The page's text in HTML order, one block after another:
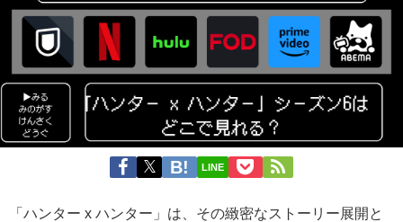
LINE
「ハンター x ハンター」は、その緻密なストーリー展開と